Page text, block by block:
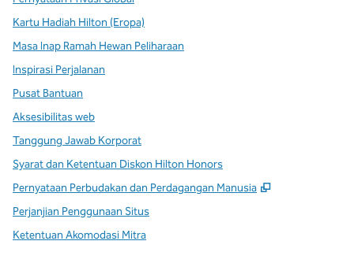
Kartu Hadiah Hilton (Eropa)
Masa Inap Ramah Hewan Peliharaan
Inspirasi Perjalanan
Pusat Bantuan
Aksesibilitas web
Tanggung Jawab Korporat
Syarat dan Ketentuan Diskon Hilton Honors
Pernyataan Perbudakan dan Perdagangan Manusia
,
Perjanjian Penggunaan Situs
Ketentuan Akomodasi Mitra